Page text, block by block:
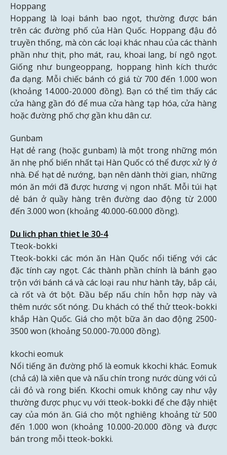
Hoppang
Hoppang là loại bánh bao ngọt, thường được bán
trên các đường phố của Hàn Quốc. Hoppang đậu đỏ
truyền thống, mà còn các loại khác nhau của các thành
phần như thịt, pho mát, rau, khoai lang, bí ngô ngọt.
Giống như bungeoppang, hoppang hình kích thước
đa dạng. Mỗi chiếc bánh có giá từ 700 đến 1.000 won
(khoảng 14.000-20.000 đồng). Bạn có thể tìm thấy các
cửa hàng gần đó để mua cửa hàng tạp hóa, cửa hàng
hoặc đường phố chợ gần khu dân cư.
Gunbam
Hạt dẻ rang (hoặc gunbam) là một trong những món
ăn nhẹ phổ biến nhất tại Hàn Quốc có thể được xử lý ở
nhà. Để hạt dẻ nướng, bạn nên dành thời gian, những
món ăn mới đã được hương vị ngon nhất. Mỗi túi hạt
dẻ bán ở quầy hàng trên đường dao động từ 2.000
đến 3.000 won (khoảng 40.000-60.000 đồng).
Du lich phan thiet le 30-4
Tteok-bokki
Tteok-bokki các món ăn Hàn Quốc nổi tiếng với các
đặc tính cay ngọt. Các thành phần chính là bánh gạo
trộn với bánh cá và các loại rau như hành tây, bắp cải,
cà rốt và ớt bột. Đầu bếp nấu chín hỗn hợp này và
thêm nước sốt nóng. Du khách có thể thử tteok-bokki
khắp Hàn Quốc. Giá cho một bữa ăn dao động 2500-
3500 won (khoảng 50.000-70.000 đồng).
kkochi eomuk
Nổi tiếng ăn đường phố là eomuk kkochi khác. Eomuk
(chả cá) là xiên que và nấu chín trong nước dùng với củ
cải đỏ và rong biển. Kkochi omuk không cay như vậy
thường được phục vụ với tteok-bokki để che đậy nhiệt
cay của món ăn. Giá cho một nghiêng khoảng từ 500
đến 1.000 won (khoảng 10.000-20.000 đồng và được
bán trong mỗi tteok-bokki.